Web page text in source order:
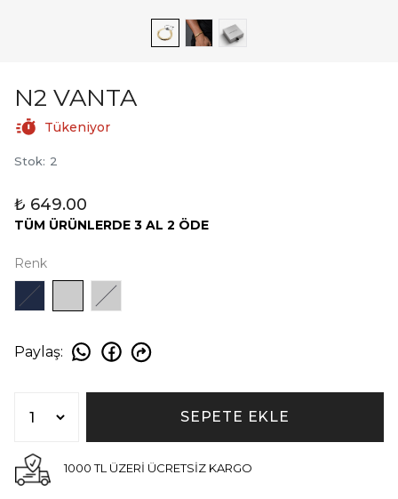
N2 VANTA
Tükeniyor
Stok: 2
₺ 649.00
TÜM ÜRÜNLERDE 3 AL 2 ÖDE
Renk
Paylaş:
SEPETE EKLE
1000 TL ÜZERİ ÜCRETSİZ KARGO